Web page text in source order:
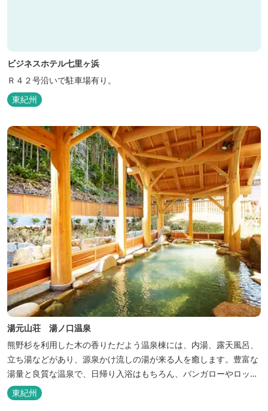
ビジネスホテル七里ヶ浜
Ｒ４２号沿いで駐車場有り。
東紀州
湯元山荘 湯ノ口温泉
熊野杉を利用した木の香りただよう温泉棟には、内湯、露天風呂、
立ち湯などがあり、源泉かけ流しの湯が来る人を癒します。豊富な
湯量と良質な温泉で、日帰り入浴はもちろん、バンガローやロッジ
などの宿泊施設も備えているので、宿泊しながらゆったりと温泉を
楽しむ人も多いです。
東紀州